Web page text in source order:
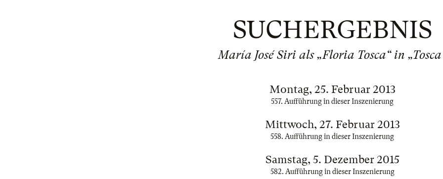
SUCHERGEBNIS
María José Siri als „Floria Tosca“ in
Montag, 25. Februar 2013
557. Aufführung in dieser Inszenierung
Mittwoch, 27. Februar 2013
558. Aufführung in dieser Inszenierung
Samstag, 5. Dezember 2015
582. Aufführung in dieser Inszenierung